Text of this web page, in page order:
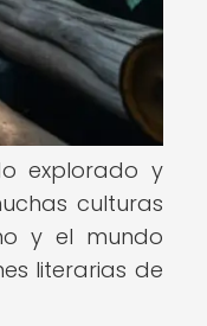
explorado y
culturas
y el mundo
literarias de